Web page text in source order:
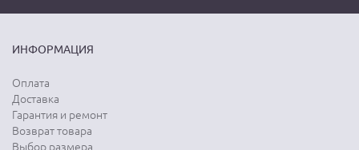
ИНФОРМАЦИЯ
Оплата
Доставка
Гарантия и ремонт
Возврат товара
Выбор размера